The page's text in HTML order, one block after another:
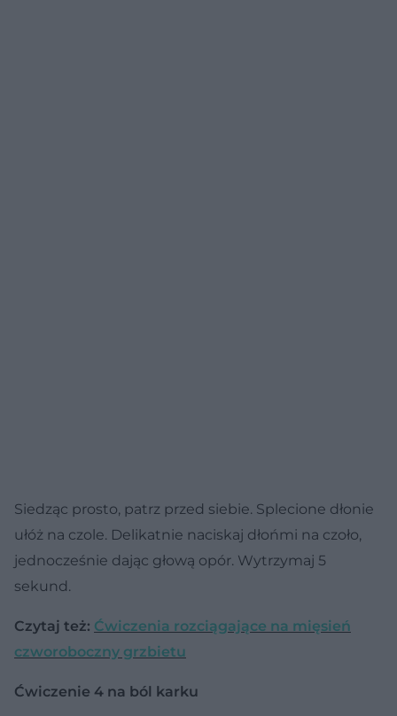
Siedząc prosto, patrz przed siebie. Splecione dłonie
ułóż na czole. Delikatnie naciskaj dłońmi na czoło,
jednocześnie dając głową opór. Wytrzymaj 5
sekund.
Czytaj też: Ćwiczenia rozciągające na mięsień
czworoboczny grzbietu
Ćwiczenie 4 na ból karku